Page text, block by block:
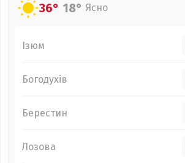
36° 18° Ясно
Ізюм
Богодухів
Берестин
Лозова